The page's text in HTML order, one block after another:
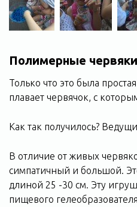
Полимерные
Только что это была
плавает червячок, с
Как так получилось?
В отличие от живых
симпатичный и большой.
длиной 25 -30 см. Эту
пищевого